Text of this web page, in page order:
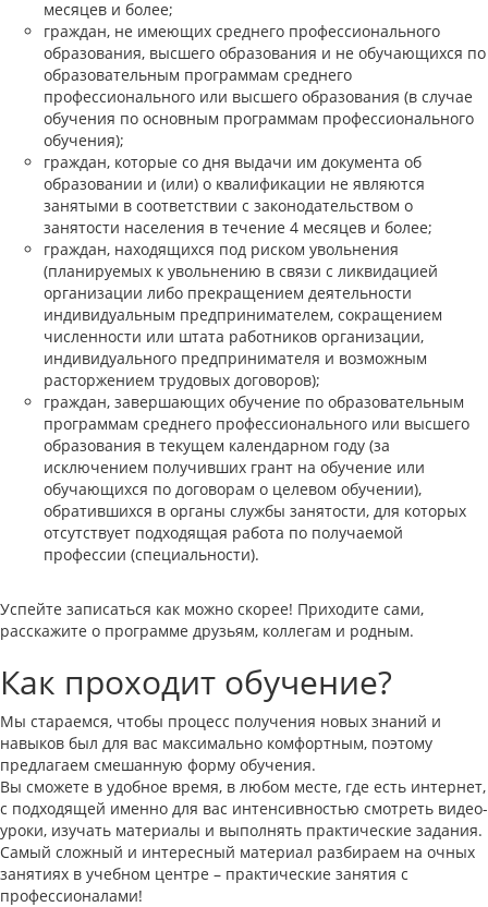
месяцев и более;
граждан, не имеющих среднего профессионального
образования, высшего образования и не обучающихся по
образовательным программам среднего
профессионального или высшего образования (в случае
обучения по основным программам профессионального
обучения);
граждан, которые со дня выдачи им документа об
образовании и (или) о квалификации не являются
занятыми в соответствии с законодательством о
занятости населения в течение 4 месяцев и более;
граждан, находящихся под риском увольнения
(планируемых к увольнению в связи с ликвидацией
организации либо прекращением деятельности
индивидуальным предпринимателем, сокращением
численности или штата работников организации,
индивидуального предпринимателя и возможным
расторжением трудовых договоров);
граждан, завершающих обучение по образовательным
программам среднего профессионального или высшего
образования в текущем календарном году (за
исключением получивших грант на обучение или
обучающихся по договорам о целевом обучении),
обратившихся в органы службы занятости, для которых
отсутствует подходящая работа по получаемой
профессии (специальности).
Успейте записаться как можно скорее! Приходите сами,
расскажите о программе друзьям, коллегам и родным.
Как проходит обучение?
Мы стараемся, чтобы процесс получения новых знаний и
навыков был для вас максимально комфортным, поэтому
предлагаем смешанную форму обучения.
Вы сможете в удобное время, в любом месте, где есть интернет,
с подходящей именно для вас интенсивностью смотреть видео-
уроки, изучать материалы и выполнять практические задания.
Самый сложный и интересный материал разбираем на очных
занятиях в учебном центре – практические занятия с
профессионалами!